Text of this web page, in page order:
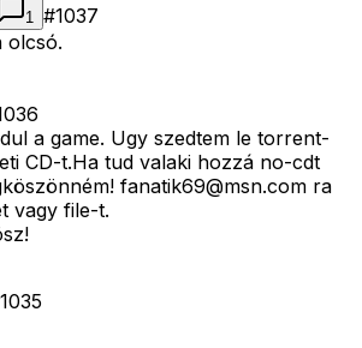
1 #1037
olcsó.
a game. Ugy szedtem le torrent-
CD-t.Ha tud valaki hozzá no-cdt
fanatik69@msn.com ra
vagy file-t.
1035